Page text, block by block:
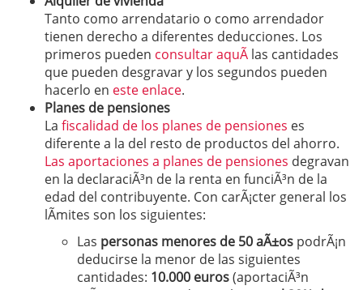
Tanto como arrendatario o como arrendador
tienen derecho a diferentes deducciones. Los
primeros pueden consultar aquÃ­ las cantidades
que pueden desgravar y los segundos pueden
hacerlo en este enlace.
Planes de pensiones
La fiscalidad de los planes de pensiones es
diferente a la del resto de productos del ahorro.
Las aportaciones a planes de pensiones degravan
en la declaraciÃ³n de la renta en funciÃ³n de la
edad del contribuyente. Con carÃ¡cter general los
lÃ­mites son los siguientes:
Las personas menores de 50 aÃ±os podrÃ¡n
deducirse la menor de las siguientes
cantidades: 10.000 euros(aportaciÃ³n